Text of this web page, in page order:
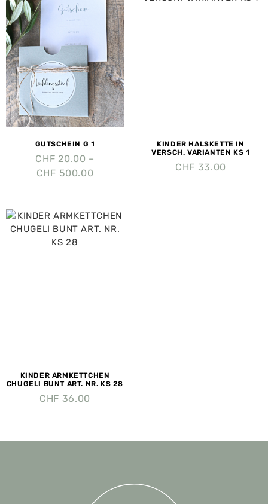
GUTSCHEIN G 1
CHF 20.00 –
CHF 500.00
KINDER HALSKETTE IN
VERSCH. VARIANTEN KS 1
CHF 33.00
KINDER ARMKETTCHEN
CHUGELI BUNT ART. NR. KS 28
CHF 36.00